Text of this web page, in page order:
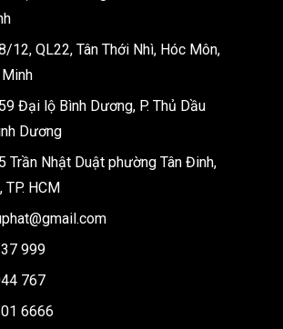
12, QL22, Tân Thới Nhì, Hóc Môn,
Minh
Đại lộ Bình Dương, P. Thủ Dầu
Dương
Trần Nhật Duật phường Tân Đinh,
TP. HCM
999
767
6666